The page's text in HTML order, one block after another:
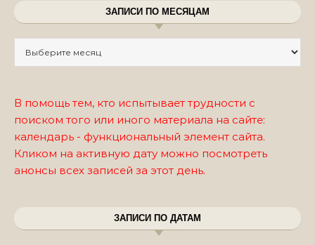
ЗАПИСИ ПО МЕСЯЦАМ
В помощь тем, кто испытывает трудности с
поиском того или иного материала на сайте:
календарь - функциональный элемент сайта.
Кликом на активную дату можно посмотреть
анонсы всех записей за этот день.
ЗАПИСИ ПО ДАТАМ